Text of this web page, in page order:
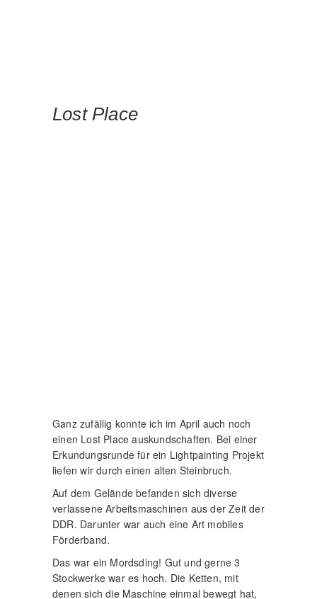
verlassene Arbeitsmaschinen aus der Zeit der
DDR. Darunter war auch eine Art mobiles
Förderband.
Das war ein Mordsding! Gut und gerne 3
Stockwerke war es hoch. Die Ketten, mit
denen sich die Maschine einmal bewegt hat,
waren über 2 Meter hoch. Da musste ich
natürlich rauf!